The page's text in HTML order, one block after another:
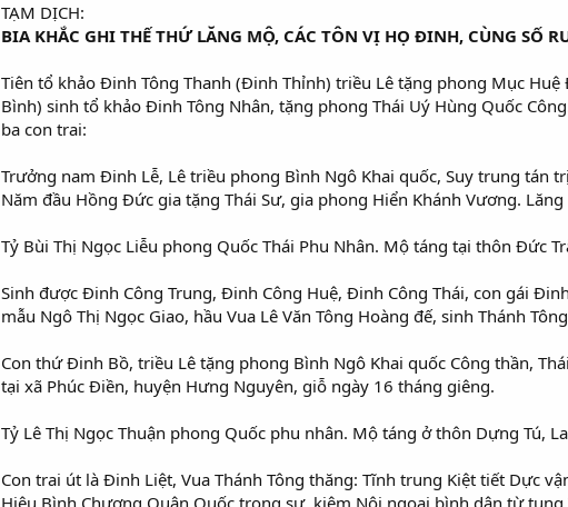
TẠM DỊCH:
BIA KHẮC GHI THẾ THỨ LĂNG MỘ, CÁC TÔN VỊ HỌ ĐINH, CÙNG SỐ
Tiên tổ khảo Đinh Tông Thanh (Đinh Thỉnh) triều Lê tặng phong Mục
Bình) sinh tổ khảo Đinh Tông Nhân, tặng phong Thái Uý Hùng Quốc
ba con trai:
Trưởng nam Đinh Lễ, Lê triều phong Bình Ngô Khai quốc, Suy trung tán
Năm đầu Hồng Đức gia tặng Thái Sư, gia phong Hiển Khánh Vương.
Tỷ Bùi Thị Ngọc Liễu phong Quốc Thái Phu Nhân. Mộ táng tại thôn Đức
Sinh được Đinh Công Trung, Đinh Công Huệ, Đinh Công Thái, con gái
mẫu Ngô Thị Ngọc Giao, hầu Vua Lê Văn Tông Hoàng đế, sinh Thánh
Con thứ Đinh Bồ, triều Lê tặng phong Bình Ngô Khai quốc Công thần,
tại xã Phúc Điền, huyện Hưng Nguyên, giỗ ngày 16 tháng giêng.
Tỷ Lê Thị Ngọc Thuận phong Quốc phu nhân. Mộ táng ở thôn Dựng Tú,
Con trai út là Đinh Liệt, Vua Thánh Tông thăng: Tĩnh trung Kiệt tiết Dực
Hiệu Bình Chương Quân Quốc trọng sự, kiêm Nội ngoại bình dân từ